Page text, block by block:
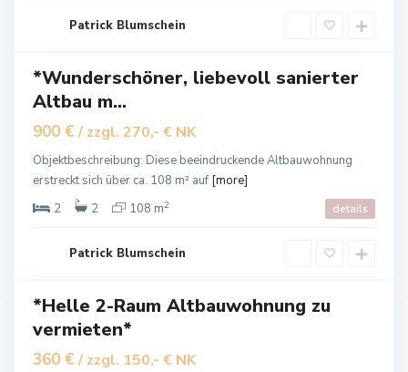
Patrick Blumschein
*Wunderschöner, liebevoll sanierter
Altbau m...
900 € / zzgl. 270,- € NK
Objektbeschreibung: Diese beeindruckende Altbauwohnung
erstreckt sich über ca. 108 m² auf [more]
2
2 108 m2 details
Patrick Blumschein
a
n
e
n
s
a
*Helle 2-Raum Altbauwohnung zu
vermieten*
360 € / zzgl. 150,- € NK